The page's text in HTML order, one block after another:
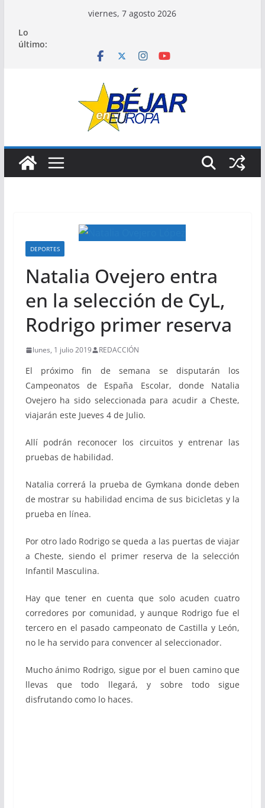
contenido
viernes, 7 agosto 2026
Lo
último:
DEPORTES
Natalia Ovejero entra
en la selección de CyL,
Rodrigo primer reserva
lunes, 1 julio 2019 REDACCIÓN
El próximo fin de semana se disputarán los
Campeonatos de España Escolar, donde Natalia
Ovejero ha sido seleccionada para acudir a Cheste,
viajarán este Jueves 4 de Julio.
Allí podrán reconocer los circuitos y entrenar las
pruebas de habilidad.
Natalia correrá la prueba de Gymkana donde deben
de mostrar su habilidad encima de sus bicicletas y la
prueba en línea.
Por otro lado Rodrigo se queda a las puertas de viajar
a Cheste, siendo el primer reserva de la selección
Infantil Masculina.
Hay que tener en cuenta que solo acuden cuatro
corredores por comunidad, y aunque Rodrigo fue el
tercero en el pasado campeonato de Castilla y León,
no le ha servido para convencer al seleccionador.
Mucho ánimo Rodrigo, sigue por el buen camino que
llevas que todo llegará, y sobre todo sigue
disfrutando como lo haces.